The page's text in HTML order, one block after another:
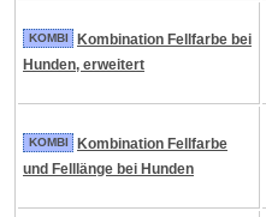
KOMBI
Kombination Fellfarbe bei
Hunden, erweitert
KOMBI
Kombination Fellfarbe
und Felllänge bei Hunden